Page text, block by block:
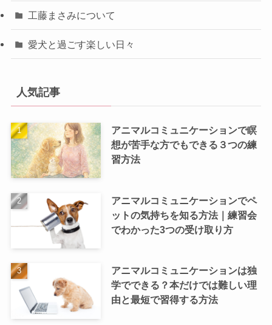
工藤まさみについて
愛犬と過ごす楽しい日々
人気記事
アニマルコミュニケーションで瞑
想が苦手な方でもできる３つの練
習方法
アニマルコミュニケーションでペ
ットの気持ちを知る方法｜練習会
でわかった3つの受け取り方
アニマルコミュニケーションは独
学でできる？本だけでは難しい理
由と最短で習得する方法